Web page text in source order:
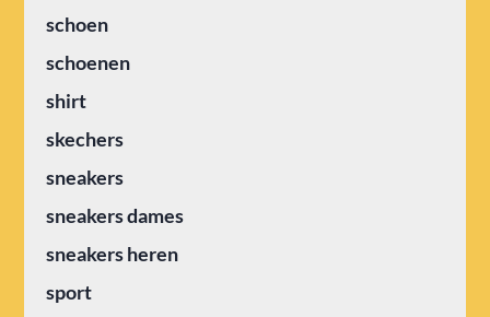
schoen
schoenen
shirt
skechers
sneakers
sneakers dames
sneakers heren
sport